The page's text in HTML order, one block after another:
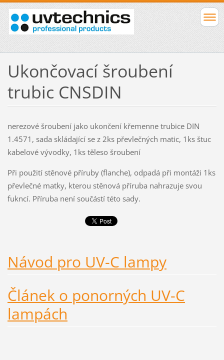
Ukončovací šroubení
trubic CNSDIN
nerezové šroubení jako ukončení křemenne trubice DIN
1.4571, sada skládající se z 2ks převlečných matic, 1ks štuc
kabelové vývodky, 1ks těleso šroubení
Při použití stěnové příruby (flanche), odpadá při montáži 1ks
převlečné matky, kterou stěnová příruba nahrazuje svou
fukncí. Příruba není součástí této sady.
Návod pro UV-C lampy
Článek o ponorných UV-C
lampách